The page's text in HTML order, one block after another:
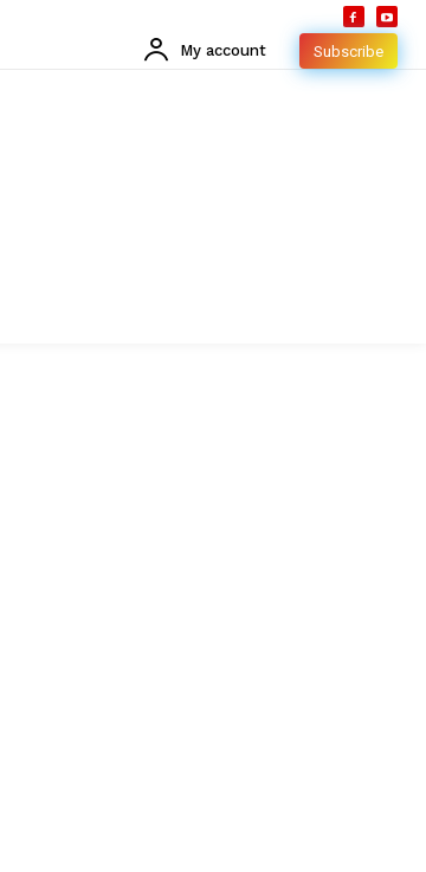
My account Subscribe